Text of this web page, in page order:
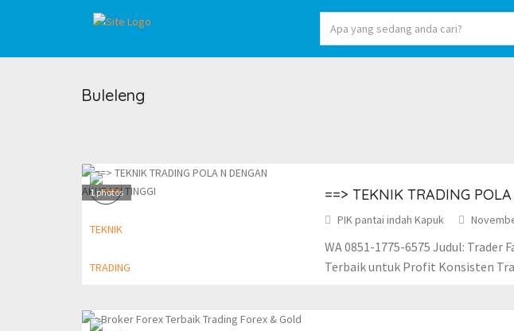
Buleleng
1photos ==> TEKNIK TRADING
PIK pantai indah Kapuk
WA 0851-1775-6575 Judul: Trader
Terbaik untuk Profit Konsisten